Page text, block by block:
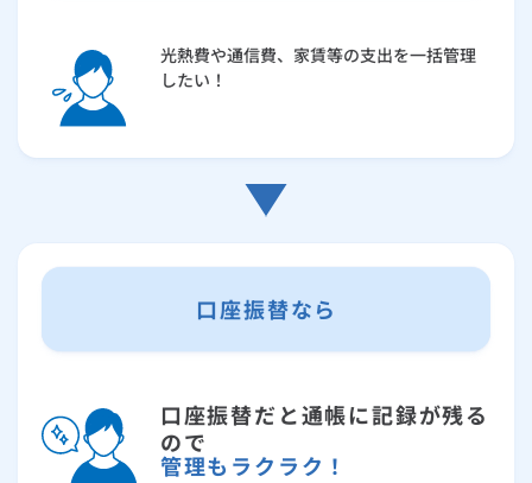
光熱費や通信費、家賃等の支出を一括管理
したい！
口座振替なら
口座振替だと通帳に記録が残る
ので
管理もラクラク！